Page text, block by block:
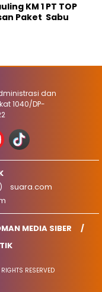
KM 1 PT TOP
Paket Sabu
dan
1040/DP-
suara.com
MEDIA SIBER
RESERVED